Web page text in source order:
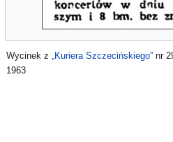
Wycinek z „Kuriera Szczecińskiego” nr
1963